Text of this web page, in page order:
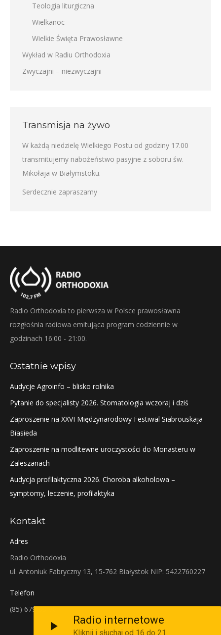
Teologia liturgiczna
Wielkanoc
Wielkie Święta Prawosławne
Wykład w Radiu Orthodoxia
Zwyczajni – niezwyczajni
Transmisja na żywo
W każdą niedzielę Wielkiego Postu od godziny 17.00
transmitujemy nabożeństwo pasyjne z soboru św.
Mikołaja w Białymstoku.
Serdecznie zapraszamy
Radio Orthodoxia to pierwsza w Polsce prawosławna
rozgłośnia radiowa emitująca program codziennie w
godzinach 16:00 - 21:00.
Ostatnie wpisy
Audycje Agroinfo – blisko rolnika
Pytanie do specjalisty 2026. Stomatologia wczoraj i dziś
Zaproszenie na XXVI Międzynarodowy Festiwal Siabrouskaja
Biasieda
Zaproszenie na modlitewne uroczystości do Monasteru w
Zaleszanach
Audycja profilaktyczna 2026. Choroba alkoholowa –
symptomy, leczenie, profilaktyka
Kontakt
Adres
Radio Orthodoxia
ul. Antoniuk Fabryczny 13, 15-762 Białystok NIP: 5422760227
Telefon
(85) 679-38-38
Radio internetowe
Kliknij i słuchaj od 16 do 21